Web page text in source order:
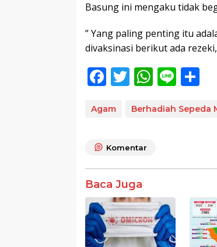
Basung ini mengaku tidak
” Yang paling penting itu
divaksinasi berikut ada
F
e
o
o
k
T
itt
W
at
p
Li
e ar
Agam Berhadiah Sepeda
Komentar
Baca Juga